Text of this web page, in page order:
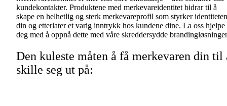
kundekontakter. Produktene med merkevareidentitet bidrar til å
skape en helhetlig og sterk merkevareprofil som styrker identiteten
din og etterlater et varig inntrykk hos kundene dine. La oss hjelpe
deg med å oppnå dette med våre skreddersydde
Den kuleste måten å få merkevaren din til
skille seg ut på: